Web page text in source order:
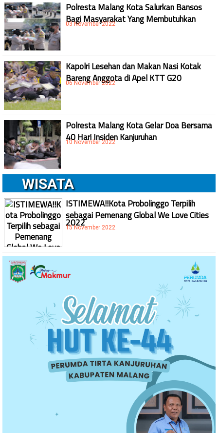
Polresta Malang Kota Salurkan Bansos
Bagi Masyarakat Yang Membutuhkan
03 November 2022
Kapolri Lesehan dan Makan Nasi Kotak
Bareng Anggota di Apel KTT G20
06 November 2022
Polresta Malang Kota Gelar Doa Bersama
40 Hari Insiden Kanjuruhan
10 November 2022
WISATA
ISTIMEWA!!Kota Probolinggo Terpilih
sebagai Pemenang Global We Love Cities
2022
15 November 2022